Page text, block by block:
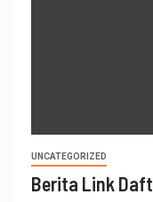
UNCATEGORIZED
Berita Link